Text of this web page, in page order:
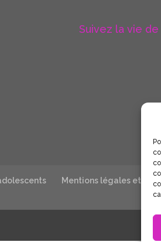
Suivez la vie
Mentions légales et